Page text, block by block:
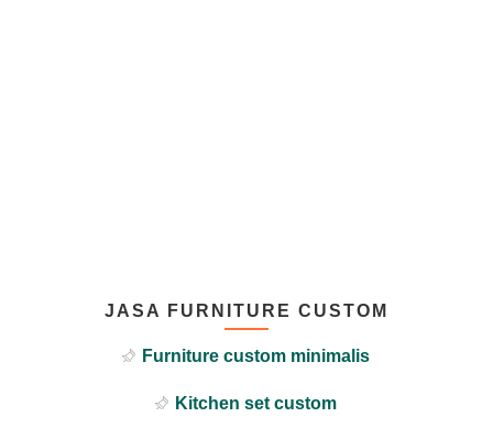
JASA FURNITURE CUSTOM
Furniture custom minimalis
Kitchen set custom